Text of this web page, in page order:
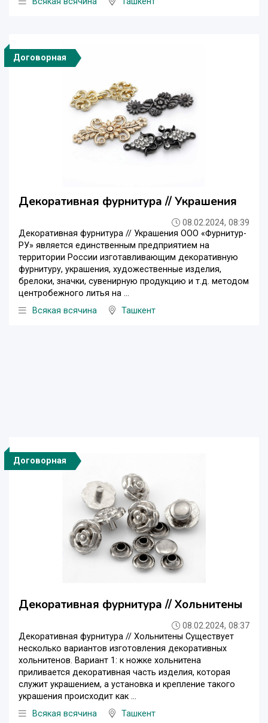
Договорная
Декоративная фурнитура // Украшения
08.02.2024, 08:39
Декоративная фурнитура // Украшения ООО «Фурнитур-
РУ» является единственным предприятием на
территории России изготавливающим декоративную
фурнитуру, украшения, художественные изделия,
брелоки, значки, сувенирную продукцию и т.д. методом
центробежного литья на ...
Всякая всячина
Ташкент
Договорная
Декоративная фурнитура // Хольнитены
08.02.2024, 08:37
Декоративная фурнитура // Хольнитены Существует
несколько вариантов изготовления декоративных
хольнитенов. Вариант 1: к ножке хольнитена
приливается декоративная часть изделия, которая
служит украшением, а установка и крепление такого
украшения происходит как ...
Всякая всячина
Ташкент